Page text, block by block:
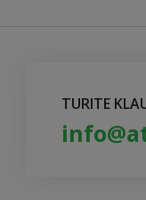
TURITE